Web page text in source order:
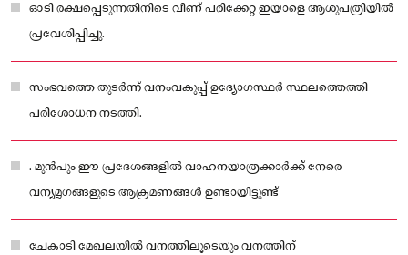
ഓടി രക്ഷപ്പെടുന്നതിനിടെ വീണ് പരിക്കേറ്റ ഇയാളെ ആശുപത്രിയിൽ
പ്രവേശിപ്പിച്ചു.
സംഭവത്തെ തുടർന്ന് വനംവകുപ്പ് ഉദ്യോഗസ്ഥർ സ്ഥലത്തെത്തി
പരിശോധന നടത്തി.
. മുൻപും ഈ പ്രദേശങ്ങളിൽ വാഹനയാത്രക്കാർക്ക് നേരെ
വന്യമൃഗങ്ങളുടെ ആക്രമണങ്ങൾ ഉണ്ടായിട്ടുണ്ട്
ചേകാടി മേഖലയിൽ വനത്തിലൂടെയും വനത്തിന്